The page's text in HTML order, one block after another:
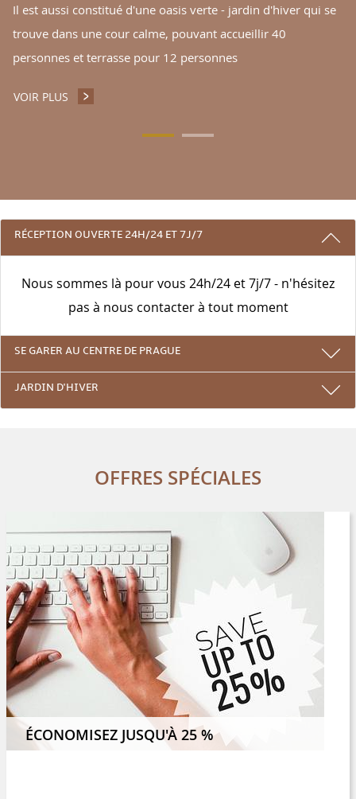
Il est aussi constitué d'une oasis verte - jardin d'hiver qui se
trouve dans une cour calme, pouvant accueillir 40
personnes et terrasse pour 12 personnes
VOIR PLUS RESTAURANT INGARDEN NOODLES CAFÉ
3 RAISONS DE RESTER AVEC NOUS
RÉCEPTION OUVERTE 24H/24 ET 7J/7
Nous sommes là pour vous 24h/24 et 7j/7 - n'hésitez
pas à nous contacter à tout moment
SE GARER AU CENTRE DE PRAGUE
JARDIN D'HIVER
OFFRES SPÉCIALES
NUITS ET ECONOMISEZ 8 %
ÉCONOMISEZ JUSQU'À 25 %